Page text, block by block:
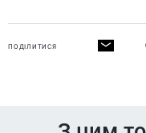
ПОДІЛИТИСЯ